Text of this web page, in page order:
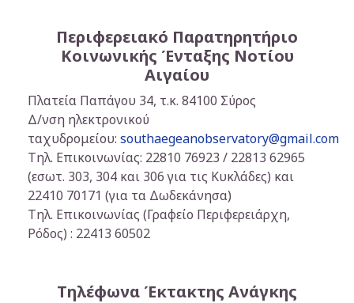
Περιφερειακό Παρατηρητήριο
Κοινωνικής Ένταξης Νοτίου
Αιγαίου
Πλατεία Παπάγου 34, τ.κ. 84100 Σύρος
Δ/νση ηλεκτρονικού
ταχυδρομείου: southaegeanobservatory@gmail.com
Τηλ. Επικοινωνίας: 22810 76923 / 22813 62965
(εσωτ. 303, 304 και 306 για τις Κυκλάδες) και
22410 70171 (για τα Δωδεκάνησα)
Τηλ. Επικοινωνίας (Γραφείο Περιφερειάρχη,
Ρόδος) : 22413 60502
Τηλέφωνα Έκτακτης Ανάγκης